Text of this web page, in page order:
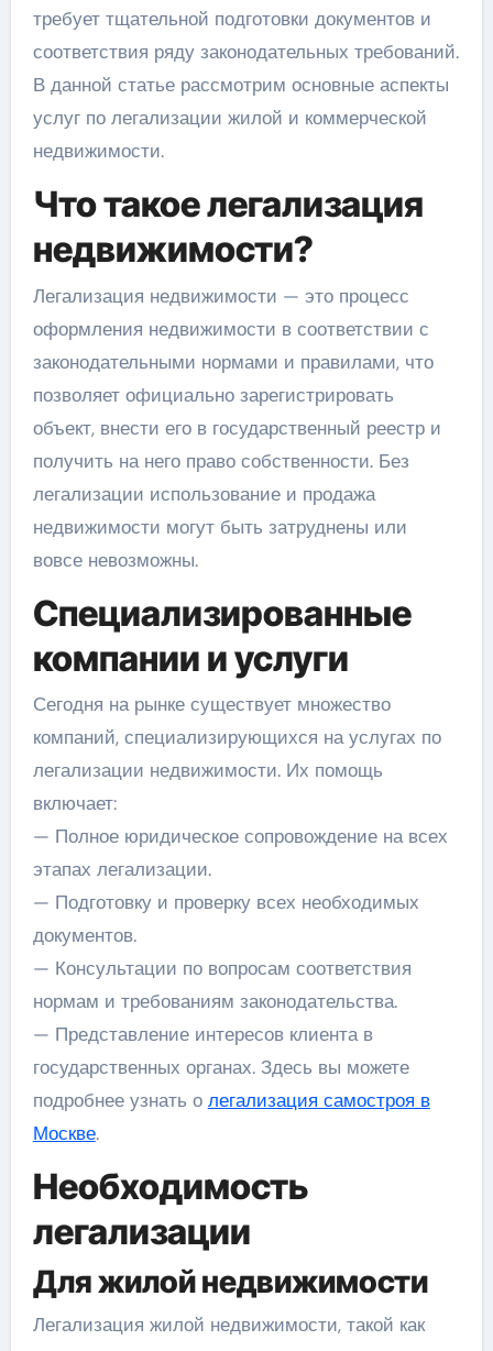
требует тщательной подготовки документов и
соответствия ряду законодательных требований.
В данной статье рассмотрим основные аспекты
услуг по легализации жилой и коммерческой
недвижимости.
Что такое легализация
недвижимости?
Легализация недвижимости — это процесс
оформления недвижимости в соответствии с
законодательными нормами и правилами, что
позволяет официально зарегистрировать
объект, внести его в государственный реестр и
получить на него право собственности. Без
легализации использование и продажа
недвижимости могут быть затруднены или
вовсе невозможны.
Специализированные
компании и услуги
Сегодня на рынке существует множество
компаний, специализирующихся на услугах по
легализации недвижимости. Их помощь
включает:
— Полное юридическое сопровождение на всех
этапах легализации.
— Подготовку и проверку всех необходимых
документов.
— Консультации по вопросам соответствия
нормам и требованиям законодательства.
— Представление интересов клиента в
государственных органах. Здесь вы можете
подробнее узнать о легализация самостроя в
Москве.
Необходимость
легализации
Для жилой недвижимости
Легализация жилой недвижимости, такой как